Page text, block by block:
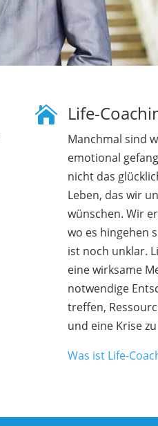
 Life-
Manchmal sind
emotional
nicht das
Leben, das wir
wünschen. Wir
wo es hingehen
ist noch unklar.
eine wirksame
notwendige
treffen,
und eine Krise
Was ist Life-